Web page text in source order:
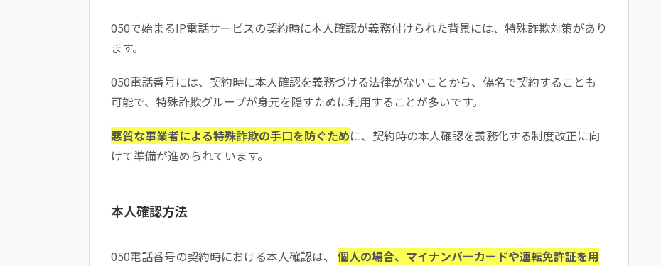
050で始まるIP電話サービスの契約時に本人確認が義務付けられた背景には、特殊詐欺対策があり
ます。
050電話番号には、契約時に本人確認を義務づける法律がないことから、偽名で契約することも
可能で、特殊詐欺グループが身元を隠すために利用することが多いです。
悪質な事業者による特殊詐欺の手口を防ぐために、契約時の本人確認を義務化する制度改正に向
けて準備が進められています。
本人確認方法
050電話番号の契約時における本人確認は、 個人の場合、マイナンバーカードや運転免許証を用